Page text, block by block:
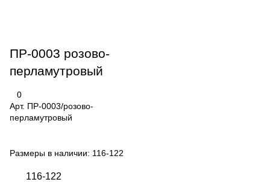
ПР-0003 розово-
перламутровый
0
Арт. ПР-0003/розово-
перламутровый
Размеры в наличии: 116-122
116-122